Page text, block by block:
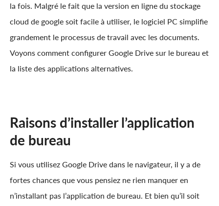
la fois. Malgré le fait que la version en ligne du stockage
cloud de google soit facile à utiliser, le logiciel PC simplifie
grandement le processus de travail avec les documents.
Voyons comment configurer Google Drive sur le bureau et
la liste des applications alternatives.
Raisons d’installer l’application
de bureau
Si vous utilisez Google Drive dans le navigateur, il y a de
fortes chances que vous pensiez ne rien manquer en
n’installant pas l’application de bureau. Et bien qu’il soit